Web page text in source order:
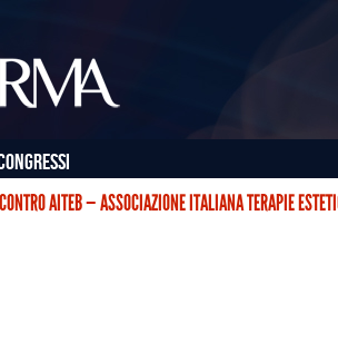
AITEB — ASSOCIAZIONE ITALIANA TERAPIE